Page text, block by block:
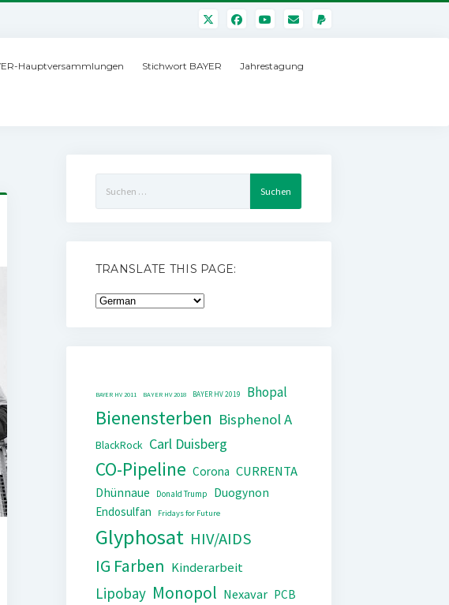
Hauptversammlungen Stichwort BAYER Jahrestagung
nach:
TRANSLATE THIS PAGE:
BAYER HV 2011 BAYER HV 2018 BAYER HV 2019 Bhopal
Bienensterben Bisphenol A
BlackRock Carl Duisberg
CO-Pipeline Corona CURRENTA
Dhünnaue Donald Trump
Duogynon
Endosulfan
Fridays for Future
Glyphosat HIV/AIDS
IG Farben Kinderarbeit
Lipobay Monopol Nexavar PCB